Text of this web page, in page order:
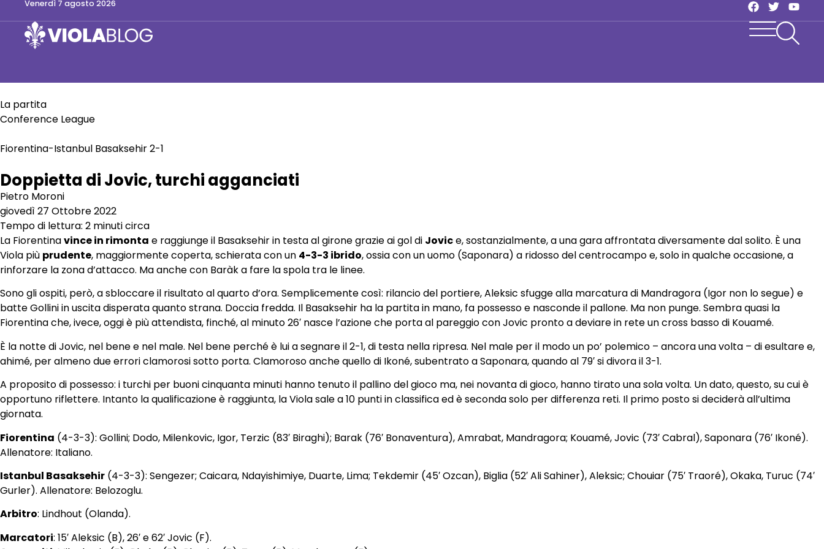
venerdì 7 agosto 2026
La partita
Conference League
Fiorentina-Istanbul Basaksehir 2-1
Doppietta di Jovic, turchi agganciati
Pietro Moroni
giovedì 27 Ottobre 2022
Tempo di lettura: 2 minuti circa
La Fiorentinavince in rimonta e raggiunge il Basaksehir in testa al girone grazie ai gol di Jovice, sostanzialmente, a una gara affrontata diversamente dal solito. È una
Viola più prudente, maggiormente coperta, schierata con un 4-3-3 ibrido, ossia con un uomo (Saponara) a ridosso del centrocampo e, solo in qualche occasione, a
rinforzare la zona d’attacco. Ma anche con Baràk a fare la spola tra le linee.
Sono gli ospiti, però, a sbloccare il risultato al quarto d’ora. Semplicemente così: rilancio del portiere, Aleksic sfugge alla marcatura di Mandragora (Igor non lo segue) e
batte Gollini in uscita disperata quanto strana. Doccia fredda. Il Basaksehir ha la partita in mano, fa possesso e nasconde il pallone. Ma non punge. Sembra quasi la
Fiorentina che, ivece, oggi è più attendista, finché, al minuto 26′ nasce l’azione che porta al pareggio con Jovic pronto a deviare in rete un cross basso di Kouamé.
È la notte di Jovic, nel bene e nel male. Nel bene perché è lui a segnare il 2-1, di testa nella ripresa. Nel male per il modo un po’ polemico – ancora una volta – di esultare e,
ahimé, per almeno due errori clamorosi sotto porta. Clamoroso anche quello di Ikoné, subentrato a Saponara, quando al 79′ si divora il 3-1.
A proposito di possesso: i turchi per buoni cinquanta minuti hanno tenuto il pallino del gioco ma, nei novanta di gioco, hanno tirato una sola volta. Un dato, questo, su cui è
opportuno riflettere. Intanto la qualificazione è raggiunta, la Viola sale a 10 punti in classifica ed è seconda solo per differenza reti. Il primo posto si deciderà all’ultima
giornata.
Fiorentina (4-3-3): Gollini; Dodo, Milenkovic, Igor, Terzic (83′ Biraghi); Barak (76′ Bonaventura), Amrabat, Mandragora; Kouamé, Jovic (73′ Cabral), Saponara (76′ Ikoné).
Allenatore: Italiano.
Istanbul Basaksehir (4-3-3): Sengezer; Caicara, Ndayishimiye, Duarte, Lima; Tekdemir (45′ Ozcan), Biglia (52′ Ali Sahiner), Aleksic; Chouiar (75′ Traoré), Okaka, Turuc (74′
Gurler). Allenatore: Belozoglu.
Arbitro: Lindhout (Olanda).
Marcatori: 15′ Aleksic (B), 26′ e 62′ Jovic (F).